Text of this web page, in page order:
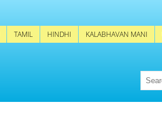
TAMIL HINDHI KALABHAVAN MANI